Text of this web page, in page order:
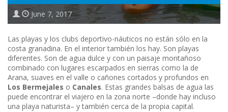
June 7, 2017
Las playas y los clubs deportivo-náuticos no están sólo en la
costa granadina. En el interior también los hay. Son playas
diferentes. Son de agua dulce y con un paisaje montañoso
combinado con lugares escarpados en sierras como la de
Arana, suaves en el valle o cañones cortados y profundos en
Los Bermejales o Canales. Estas grandes balsas de agua las
puede encontrar el viajero en la zona norte –donde hay incluso
una playa naturista– y también cerca de la propia capital.